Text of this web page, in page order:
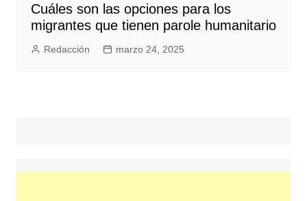
Cuáles son las opciones para los
migrantes que tienen parole humanitario
Redacción marzo 24, 2025